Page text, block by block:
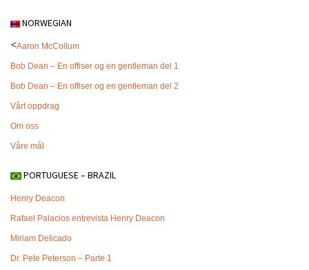
NORWEGIAN
<Aaron McCollum
Bob Dean – En offiser og en gentleman del 1
Bob Dean – En offiser og en gentleman del 2
Vårt oppdrag
Om oss
Våre mål
PORTUGUESE – BRAZIL
Henry Deacon
Rafael Palacios entrevista Henry Deacon
Miriam Delicado
Dr. Pete Peterson – Parte 1